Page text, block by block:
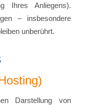
Ihres Anliegens).
– insbesondere
unberührt.
Darstellung von